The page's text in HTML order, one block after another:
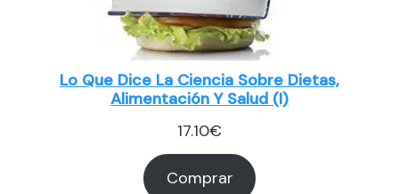
Lo Que Dice La Ciencia Sobre Dietas,
Alimentación Y Salud (I)
17.10€
Comprar